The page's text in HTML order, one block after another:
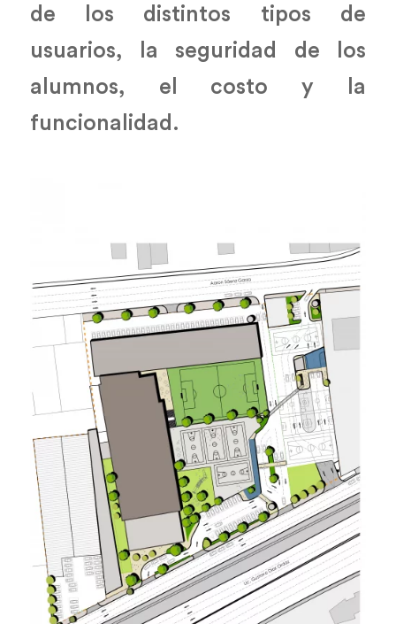
de los distintos tipos de
usuarios, la seguridad de los
alumnos, el costo y la
funcionalidad.